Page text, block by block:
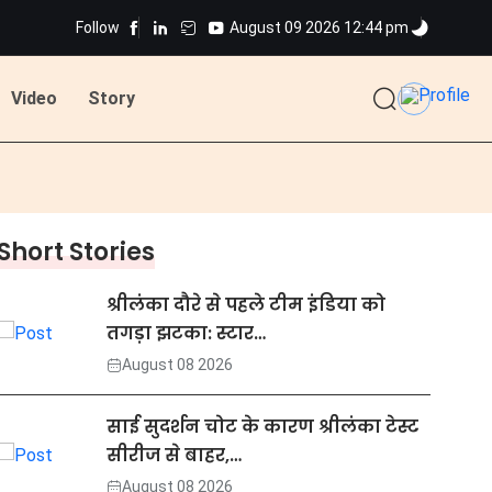
Follow August 09 2026 12:44 pm
Video Story
Stories
श्रीलंका दौरे से पहले टीम इंडिया को
तगड़ा झटका: स्टार…
August 08 2026
साई सुदर्शन चोट के कारण श्रीलंका टेस्ट
सीरीज से बाहर,…
August 08 2026